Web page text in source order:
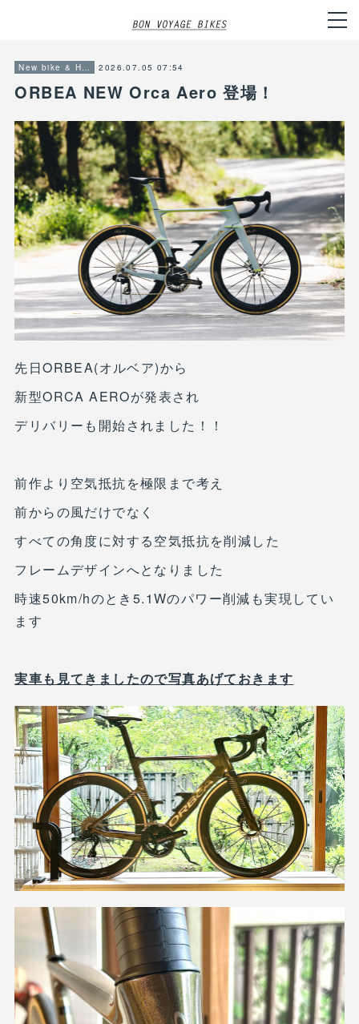
New bike & Hot item info 2026.07.05 07:54
ORBEA NEW Orca Aero 登場！
先日ORBEA(オルベア)から
新型ORCA AEROが発表され
デリバリーも開始されました！！
前作より空気抵抗を極限まで考え
前からの風だけでなく
すべての角度に対する空気抵抗を削減した
フレームデザインへとなりました
時速50km/hのとき5.1Wのパワー削減も実現してい
ます
実車も見てきましたので写真あげておきます